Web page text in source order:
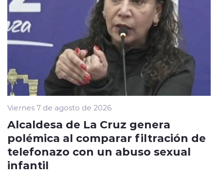
Viernes 7 de agosto de 2026
Alcaldesa de La Cruz genera
polémica al comparar filtración de
telefonazo con un abuso sexual
infantil